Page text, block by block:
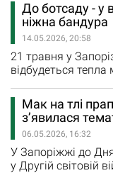
До ботсаду - у
ніжна бандура
14.05.2026, 20:58
21 травня у
відбудеться тепла
мелодіями,
повідомляє
міської ради, на
мотиви й сучасні
Також під час
Мак на тлі
з’явилася
06.05.2026, 16:32
У Запоріжжі до
у Другій світовій